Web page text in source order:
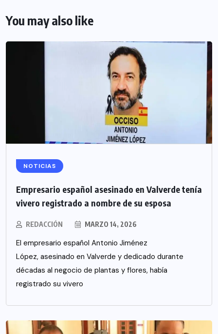
You may also like
NOTICIAS
Empresario español asesinado en Valverde tenía
vivero registrado a nombre de su esposa
REDACCIÓN MARZO 14, 2026
El empresario español Antonio Jiménez
López, asesinado en Valverde y dedicado durante
décadas al negocio de plantas y flores, había
registrado su vivero